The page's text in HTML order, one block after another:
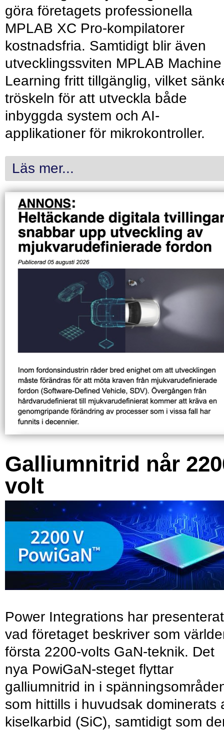
göra företagets professionella
MPLAB XC Pro-kompilatorer
kostnadsfria. Samtidigt blir även
utvecklingssviten MPLAB Machine
Learning fritt tillgänglig, vilket
tröskeln för att utveckla både
inbyggda system och AI-
applikationer för mikrokontroller.
Läs mer...
Galliumnitrid når
volt
Power Integrations har presenterat
vad företaget beskriver som
första 2200-volts GaN-teknik. Det
nya PowiGaN-steget flyttar
galliumnitrid in i
som hittills i huvudsak dominerats
kiselkarbid (SiC), samtidigt som